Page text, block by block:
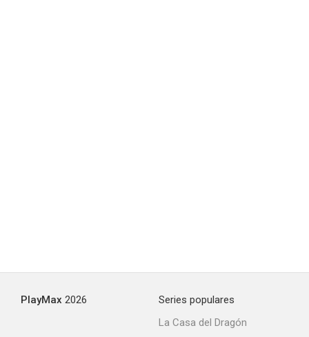
PlayMax 2026
Series populares
La Casa del Dragón